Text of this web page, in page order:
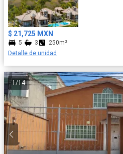
$ 21,725 MXN
5 3
250m²
Detalle de unidad
1 /14